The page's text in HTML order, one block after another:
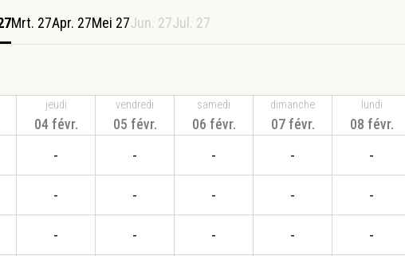
Mrt. 27Apr. 27Mei 27Jun. 27Jul. 27
jeudi
04 févr.
-
-
-
vendredi
05 févr.
-
-
-
samedi
06 févr.
-
-
-
dimanche
07 févr.
-
-
-
lundi
08 févr.
-
-
-